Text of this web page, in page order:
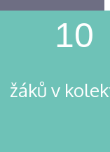
10
žáků v